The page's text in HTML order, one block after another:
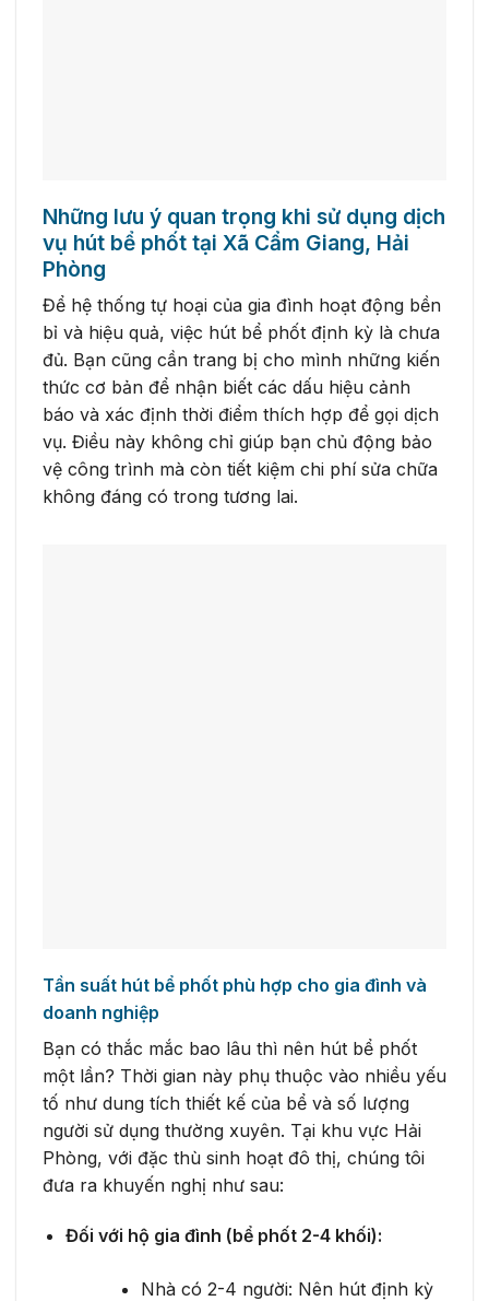
Những lưu ý quan trọng khi sử dụng dịch
vụ hút bể phốt tại Xã Cẩm Giang, Hải
Phòng
Để hệ thống tự hoại của gia đình hoạt động bền
bỉ và hiệu quả, việc hút bể phốt định kỳ là chưa
đủ. Bạn cũng cần trang bị cho mình những kiến
thức cơ bản để nhận biết các dấu hiệu cảnh
báo và xác định thời điểm thích hợp để gọi dịch
vụ. Điều này không chỉ giúp bạn chủ động bảo
vệ công trình mà còn tiết kiệm chi phí sửa chữa
không đáng có trong tương lai.
Tần suất hút bể phốt phù hợp cho gia đình và
doanh nghiệp
Bạn có thắc mắc bao lâu thì nên hút bể phốt
một lần? Thời gian này phụ thuộc vào nhiều yếu
tố như dung tích thiết kế của bể và số lượng
người sử dụng thường xuyên. Tại khu vực Hải
Phòng, với đặc thù sinh hoạt đô thị, chúng tôi
đưa ra khuyến nghị như sau:
Đối với hộ gia đình (bể phốt 2-4 khối):
Nhà có 2-4 người: Nên hút định kỳ